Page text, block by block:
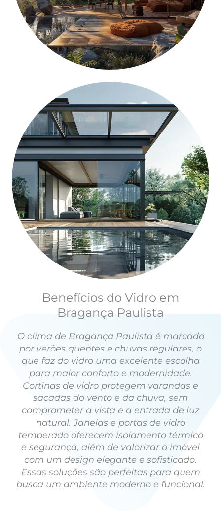
Benefícios do Vidro em
Bragança Paulista
O clima de Bragança Paulista é marcado
por verões quentes e chuvas regulares, o
que faz do vidro uma excelente escolha
para maior conforto e modernidade.
Cortinas de vidro protegem varandas e
sacadas do vento e da chuva, sem
comprometer a vista e a entrada de luz
natural. Janelas e portas de vidro
temperado oferecem isolamento térmico
e segurança, além de valorizar o imóvel
com um design elegante e sofisticado.
Essas soluções são perfeitas para quem
busca um ambiente moderno e funcional.